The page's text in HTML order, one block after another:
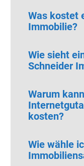
Was kostet
Immobilie?
Wie sieht
Schneider
Warum
kosten?
Wie wähle